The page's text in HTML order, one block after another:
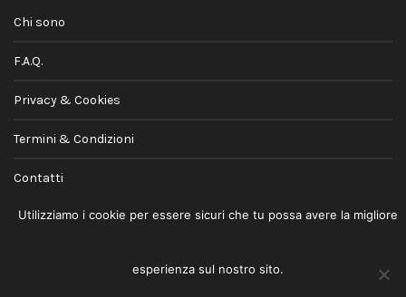
Chi sono
F.A.Q.
Privacy & Cookies
Termini & Condizioni
Contatti
© 2026Andrea Jovele· Lifestyle
Utilizziamo i cookie per essere sicuri che tu possa avere la migliore
esperienza sul nostro sito.